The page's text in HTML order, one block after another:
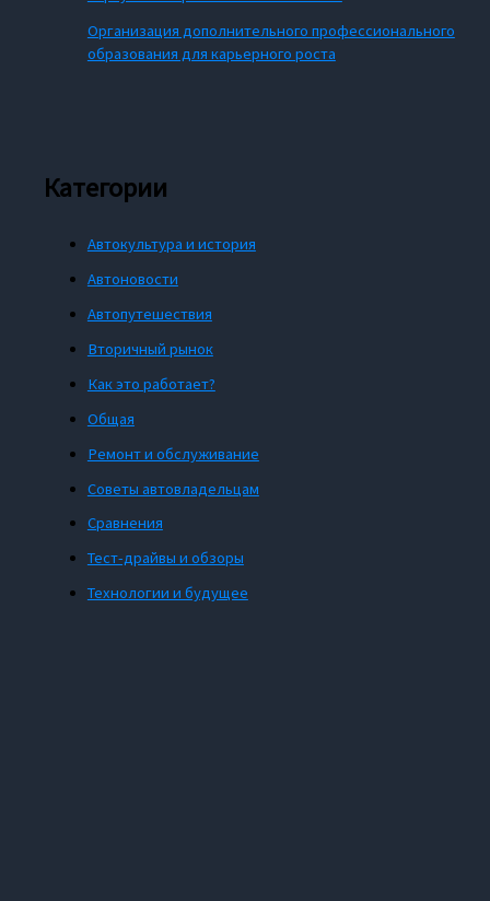
Организация дополнительного профессионального
образования для карьерного роста
Категории
Автокультура и история
Автоновости
Автопутешествия
Вторичный рынок
Как это работает?
Общая
Ремонт и обслуживание
Советы автовладельцам
Сравнения
Тест-драйвы и обзоры
Технологии и будущее